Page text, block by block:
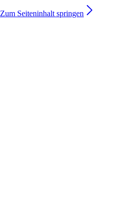
Zum Seiteninhalt springen